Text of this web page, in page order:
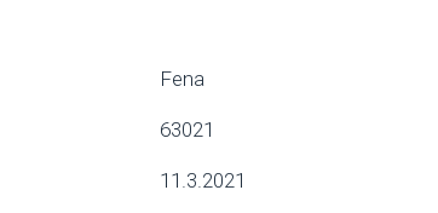
Fena
63021
11.3.2021